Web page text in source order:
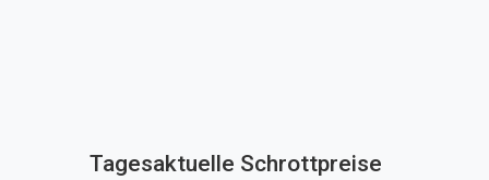
Tagesaktuelle Schrottpreise